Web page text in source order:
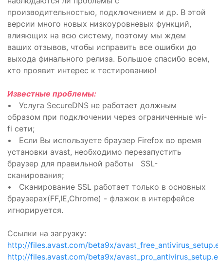
производительностью, подключением и др. В этой
версии много новых низкоуровневых функций,
влияющих на всю систему, поэтому мы ждем
ваших отзывов, чтобы исправить все ошибки до
выхода финального релиза. Большое спасибо всем,
кто проявит интерес к тестированию!
Известные проблемы:
• Услуга SecureDNS не работает должным
образом при подключении через ограниченные wi-
fi сети;
• Если Вы используете браузер Firefox во время
установки avast, необходимо перезапустить
браузер для правильной работы SSL-
сканирования;
• Сканирование SSL работает только в основных
браузерах(FF,IE,Chrome) - флажок в интерфейсе
игнорируется.
Ссылки на загрузку:
http://files.avast.com/beta9x/
http://files.avast.com/beta9x/